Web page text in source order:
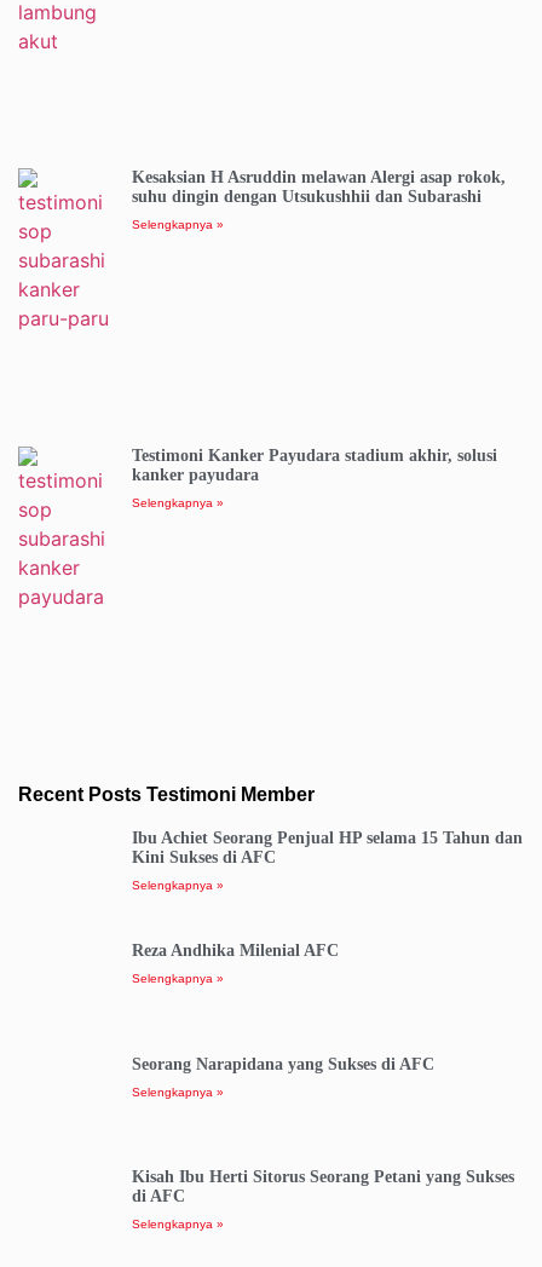
Kesaksian H Asruddin melawan Alergi asap rokok,
suhu dingin dengan Utsukushhii dan Subarashi
Selengkapnya »
Testimoni Kanker Payudara stadium akhir, solusi
kanker payudara
Selengkapnya »
Recent Posts Testimoni Member
Ibu Achiet Seorang Penjual HP selama 15 Tahun dan
Kini Sukses di AFC
Selengkapnya »
Reza Andhika Milenial AFC
Selengkapnya »
Seorang Narapidana yang Sukses di AFC
Selengkapnya »
Kisah Ibu Herti Sitorus Seorang Petani yang Sukses
di AFC
Selengkapnya »